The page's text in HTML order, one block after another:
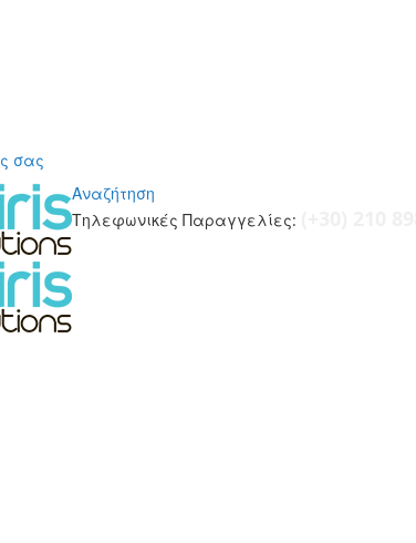
σας
Αναζήτηση
Τηλεφωνικές Παραγγελίες:
περιεχόμενο